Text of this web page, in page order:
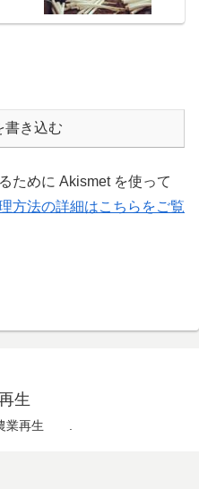
書き込む
ために Akismet を使って
方法の詳細はこちらをご覧
再生
業再生 .